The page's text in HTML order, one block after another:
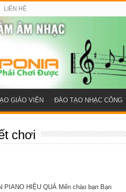
LIÊN HỆ
GIÁO VIÊN ĐÀO TẠO NHẠC CÔNG
chơi
PIANO HIỆU QUẢ Mến chào bạn Bạn